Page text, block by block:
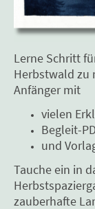
Lerne Schritt
Herbstwald zu
Anfänger mit
vielen
Begleit-
und
Tauche ein in
zauberhafte